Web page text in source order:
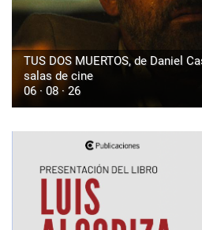
TUS DOS MUERTOS, de Daniel
salas de cine
06 · 08 · 26